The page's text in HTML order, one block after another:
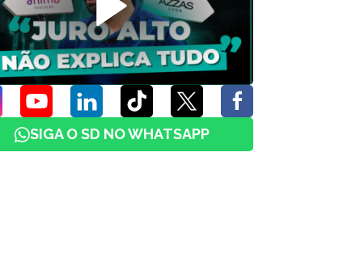
SIGA O SD NO WHATSAPP